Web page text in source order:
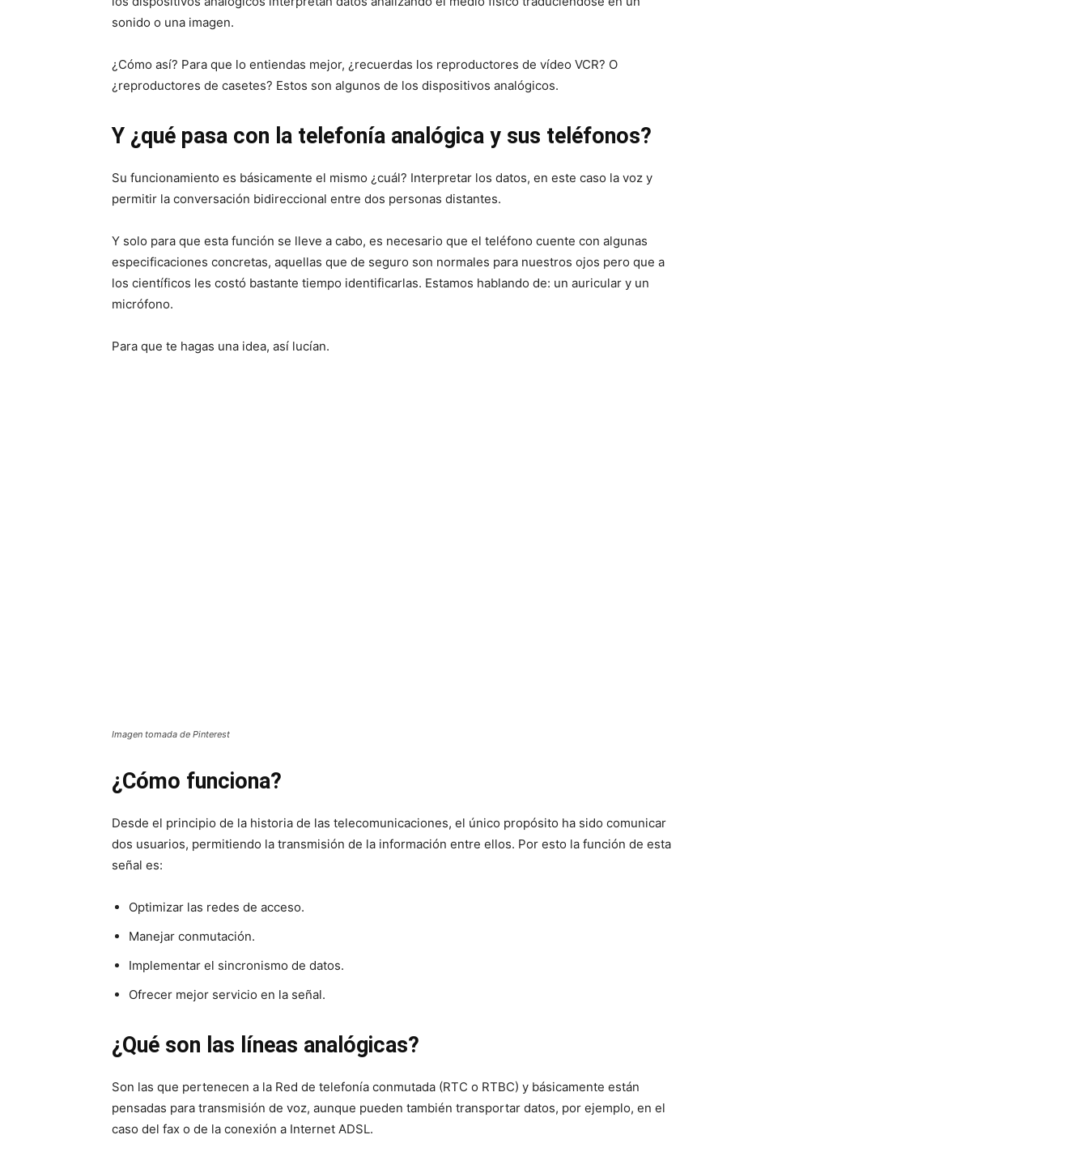
sonido o una imagen.
¿Cómo así? Para que lo entiendas mejor, ¿recuerdas los reproductores de vídeo VCR? O
¿reproductores de casetes? Estos son algunos de los dispositivos analógicos.
Y ¿qué pasa con la telefonía analógica y sus teléfonos?
Su funcionamiento es básicamente el mismo ¿cuál? Interpretar los datos, en este caso la voz y
permitir la conversación bidireccional entre dos personas distantes.
Y solo para que esta función se lleve a cabo, es necesario que el teléfono cuente con algunas
especificaciones concretas, aquellas que de seguro son normales para nuestros ojos pero que a
los científicos les costó bastante tiempo identificarlas. Estamos hablando de: un auricular y un
micrófono.
Para que te hagas una idea, así lucían.
Imagen tomada de Pinterest
¿Cómo funciona?
Desde el principio de la historia de las telecomunicaciones, el único propósito ha sido comunicar
dos usuarios, permitiendo la transmisión de la información entre ellos. Por esto la función de esta
señal es:
Optimizar las redes de acceso.
Manejar conmutación.
Implementar el sincronismo de datos.
Ofrecer mejor servicio en la señal.
¿Qué son las líneas analógicas?
Son las que pertenecen a la Red de telefonía conmutada (RTC o RTBC) y básicamente están
pensadas para transmisión de voz, aunque pueden también transportar datos, por ejemplo, en el
caso del fax o de la conexión a Internet ADSL.